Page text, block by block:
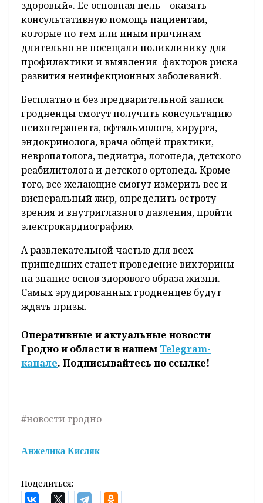
здоровый». Ее основная цель – оказать
консультативную помощь пациентам,
которые по тем или иным причинам
длительно не посещали поликлинику для
профилактики и выявления факторов риска
развития неинфекционных заболеваний.
Бесплатно и без предварительной записи
гродненцы смогут получить консультацию
психотерапевта, офтальмолога, хирурга,
эндокринолога, врача общей практики,
невропатолога, педиатра, логопеда, детского
реабилитолога и детского ортопеда. Кроме
того, все желающие смогут измерить вес и
висцеральный жир, определить остроту
зрения и внутриглазного давления, пройти
электрокардиографию.
А развлекательной частью для всех
пришедших станет проведение викторины
на знание основ здорового образа жизни.
Самых эрудированных гродненцев будут
ждать призы.
Оперативные и актуальные новости
Гродно и области в нашем Telegram-
канале. Подписывайтесь по ссылке!
#новости гродно
Анжелика Кисляк
Поделиться: